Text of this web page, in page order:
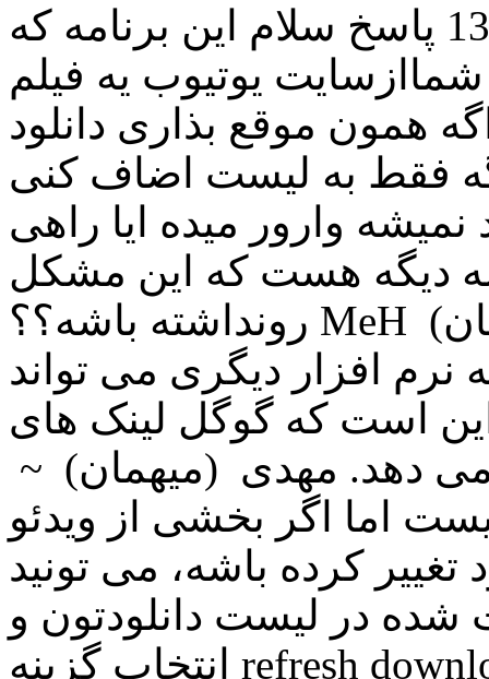
اسماعیل (ميهمان) ~ 1398/07/22 پاسخ سلام این برنامه که
یوتیوب یه فیلم
همون موقع بذاری دانلود
فقط به لیست اضاف کنی
نمیشه وارور میده ایا راهی
دیگه هست که این مشکل
رونداشته باشه؟؟ MeH (ميهمان) ~ 1398/08/3 پاسخ نه راه
افزار دیگری می تواند
است که گوگل لینک های
می دهد. مهدی (ميهمان) ~
نیست اما اگر بخشی از ویدئو
تغییر کرده باشه، می تونید
در لیست دانلودتون و
انتخاب گزینه refresh download address مجددا به صفحه